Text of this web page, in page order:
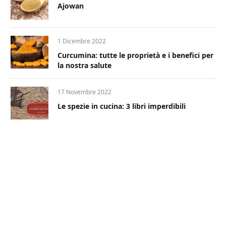
Ajowan
1 Dicembre 2022
Curcumina: tutte le proprietà e i benefici per
la nostra salute
17 Novembre 2022
Le spezie in cucina: 3 libri imperdibili